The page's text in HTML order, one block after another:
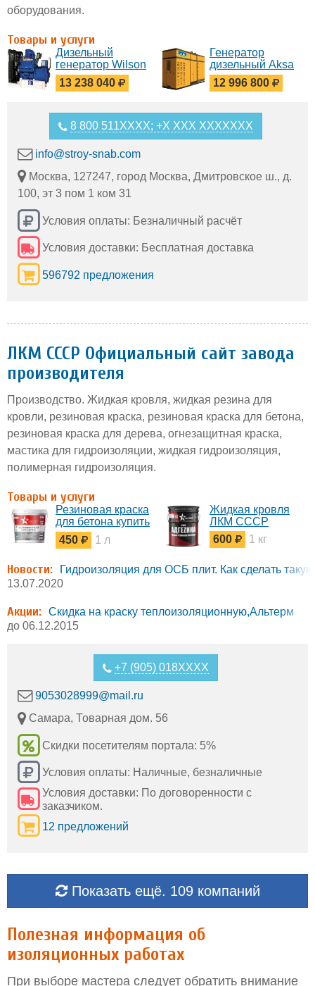
оборудования.
Товары и услуги
Дизельный
генератор Wilson
P1500P3
13 238 040
Генератор
дизельный Aksa
AC 1100 в кожухе
12 996 800
8 800 511XXXX; +X XXX XXXXXXX
info@stroy-snab.com
Москва, 127247, город Москва, Дмитровское ш., д.
100, эт 3 пом 1 ком 31
Условия оплаты: Безналичный расчёт
Условия доставки: Бесплатная доставка
596792 предложения
ЛКМ СССР Официальный сайт завода
производителя
Производство. Жидкая кровля, жидкая резина для
кровли, резиновая краска, резиновая краска для бетона,
резиновая краска для дерева, огнезащитная краска,
мастика для гидроизоляции, жидкая гидроизоляция,
полимерная гидроизоляция.
Товары и услуги
Резиновая краска
для бетона купить
Самара
450 1 л
Жидкая кровля
ЛКМ СССР
600
1 кг
Новости:
Гидроизоляция для ОСБ плит. Как сделать
13.07.2020
Акции: Скидка на краску теплоизоляционную,Альтерм
до 06.12.2015
+7 (905) 018XXXX
9053028999@mail.ru
Самара, Товарная дом. 56
Скидки посетителям портала: 5%
Условия оплаты: Наличные, безналичные
Условия доставки: По договоренности с
заказчиком.
12 предложений
Показать ещё. 109 компаний
Полезная информация об
изоляционных работах
При выборе мастера следует обратить внимание